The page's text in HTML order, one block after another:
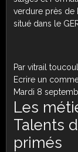
verdure près de
situé dans le
Par vitrail
Ecrire un
Mardi 8
Les
Talents
primés